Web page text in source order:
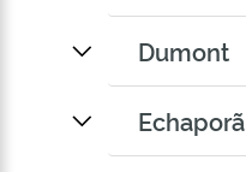
Dumont
Echaporã